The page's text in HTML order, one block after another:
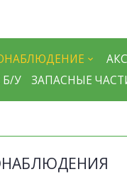
У ЗАПАСНЫЕ